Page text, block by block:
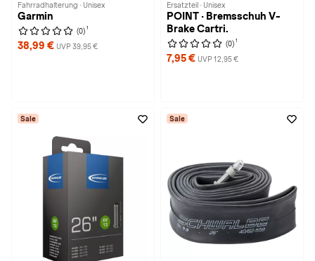
Fahrradhalterung · Unisex
Garmin
(0) 1
38,99 € UVP 39,95 €
Ersatzteil · Unisex
POINT · Bremsschuh V-
Brake Cartri.
(0) 1
7,95 € UVP 12,95 €
Sale Sale